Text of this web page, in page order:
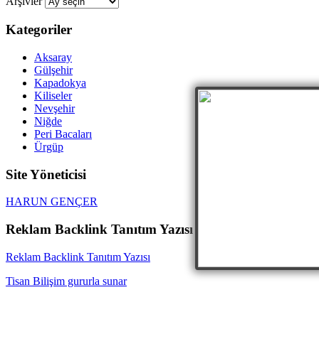
Kategoriler
Aksaray
Gülşehir
Kapadokya
Kiliseler
Nevşehir
Niğde
Peri Bacaları
Ürgüp
Site Yöneticisi
HARUN GENÇER
Reklam Backlink Tanıtım Yazısı
Reklam Backlink Tanıtım Yazısı
Tisan Bilişim gururla sunar